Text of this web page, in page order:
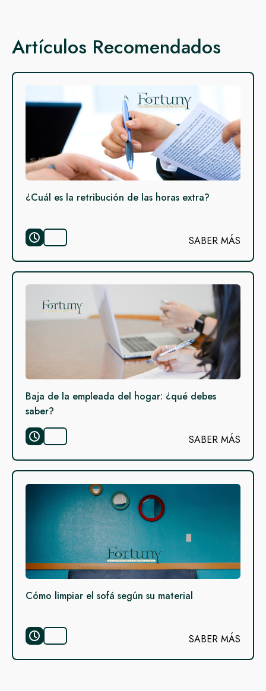
Artículos Recomendados
¿Cuál es la retribución de las horas extra?
SABER MÁS
Baja de la empleada del hogar: ¿qué debes
saber?
SABER MÁS
Cómo limpiar el sofá según su material
SABER MÁS